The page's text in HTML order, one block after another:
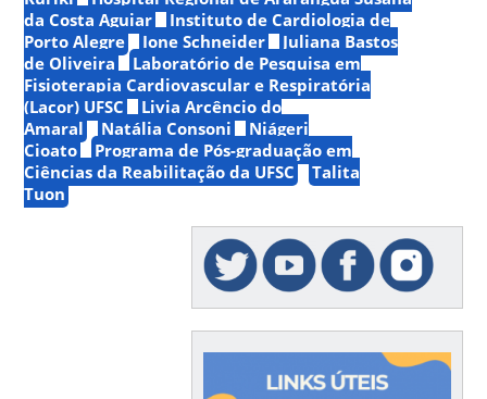
da Costa Aguiar
Instituto de Cardiologia de
Porto Alegre
Ione Schneider
Juliana Bastos
de Oliveira
Laboratório de Pesquisa em
Fisioterapia Cardiovascular e Respiratória
(Lacor) UFSC
Livia Arcêncio do
Amaral
Natália Consoni
Niágeri
Cioato
Programa de Pós-graduação em
Ciências da Reabilitação da UFSC
Talita
Tuon